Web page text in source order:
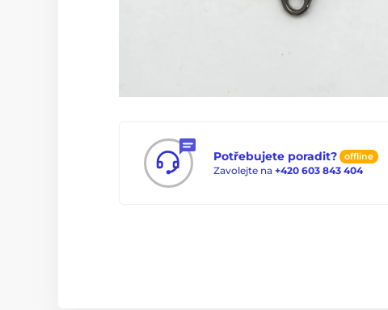
Potřebujete poradit? offline
Zavolejte na +420 603 843 404